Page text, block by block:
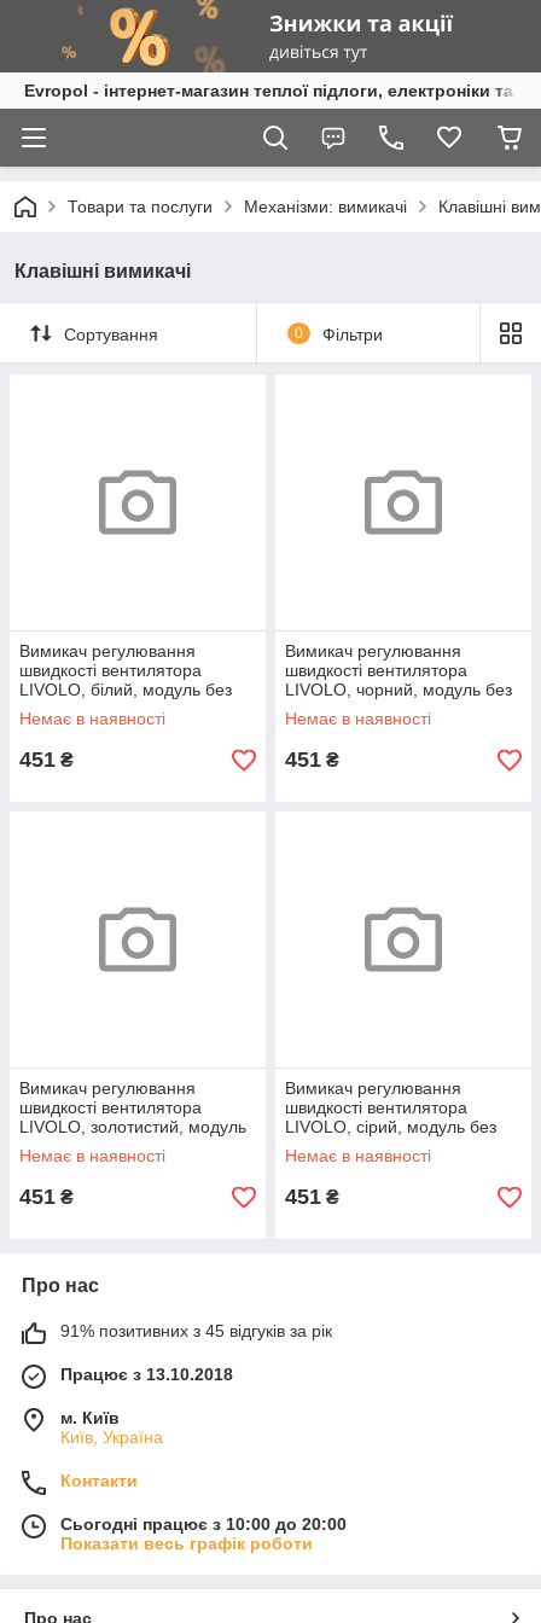
Evropol - інтернет-магазин теплої підлоги, електроніки та
Товари та послуги Механізми: вимикачі Клавішні
Клавішні вимикачі
Сортування 0 Фільтри
Вимикач регулювання
швидкості вентилятора
LIVOLO, білий, модуль без
рамки
Немає в наявності
451 ₴
Вимикач регулювання
швидкості вентилятора
LIVOLO, чорний, модуль без
рамки
Немає в наявності
451 ₴
Вимикач регулювання
швидкості вентилятора
LIVOLO, золотистий, модуль
без рамки
Немає в наявності
451 ₴
Вимикач регулювання
швидкості вентилятора
LIVOLO, сірий, модуль без
рамки
Немає в наявності
451 ₴
Про нас
91% позитивних з 45 відгуків за рік
Працює з 13.10.2018
м. Київ
Київ, Україна
Контакти
Сьогодні працює з 10:00 до 20:00
Показати весь графік роботи
Про нас